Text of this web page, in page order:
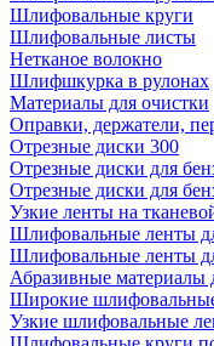
Шлифовальные круги
Шлифовальные листы
Нетканое волокно
Шлифшкурка в рулонах
Материалы для очистки
Оправки, держатели,
Отрезные диски 300
Отрезные диски для
Отрезные диски для
Узкие ленты на
Шлифовальные ленты
Шлифовальные ленты
Абразивные материалы
Широкие
Узкие шлифовальные